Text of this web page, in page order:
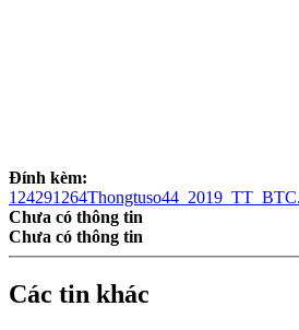
Đính kèm:
Chưa có thông tin
Chưa có thông tin
Các tin khác